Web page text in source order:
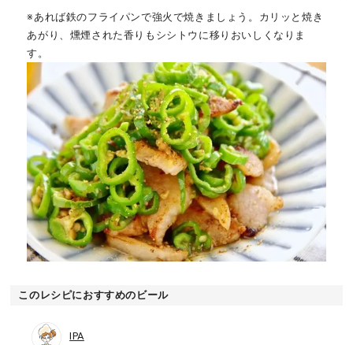
※あれば鉄のフライパンで強火で焼きましょう。カリッと焼き
あがり、燻煙された香りもシシトウに移りおいしくなりま
す。
このレシピにおすすめのビール
IPA